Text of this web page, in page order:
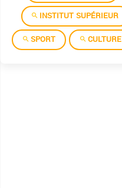
INSTITUT SUPÉRIEUR
SPORT
CULTURE